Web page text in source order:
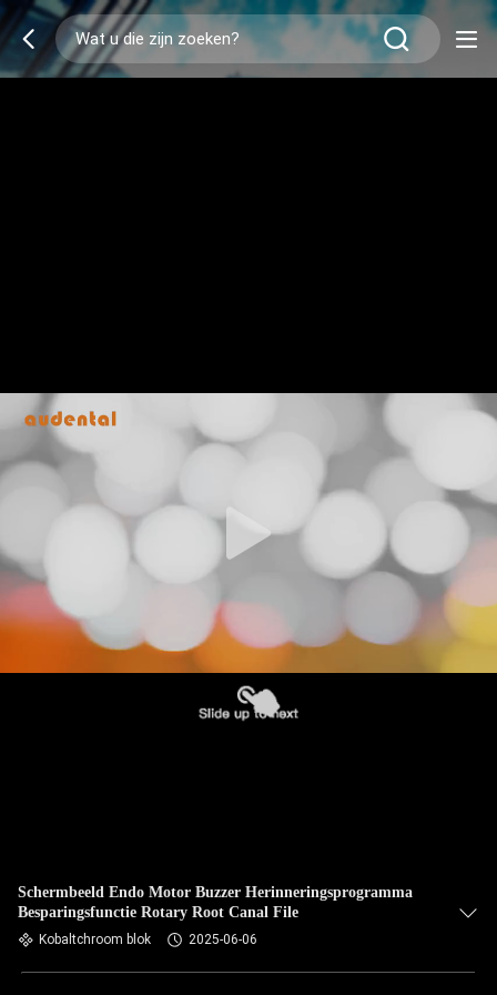
Schermbeeld Endo Motor Buzzer Herinneringsprogramma
Besparingsfunctie Rotary Root Canal File
Kobaltchroom blok 2025-06-06